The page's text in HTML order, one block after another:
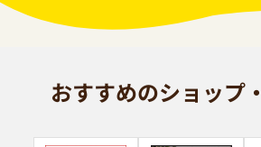
おすすめのショップ